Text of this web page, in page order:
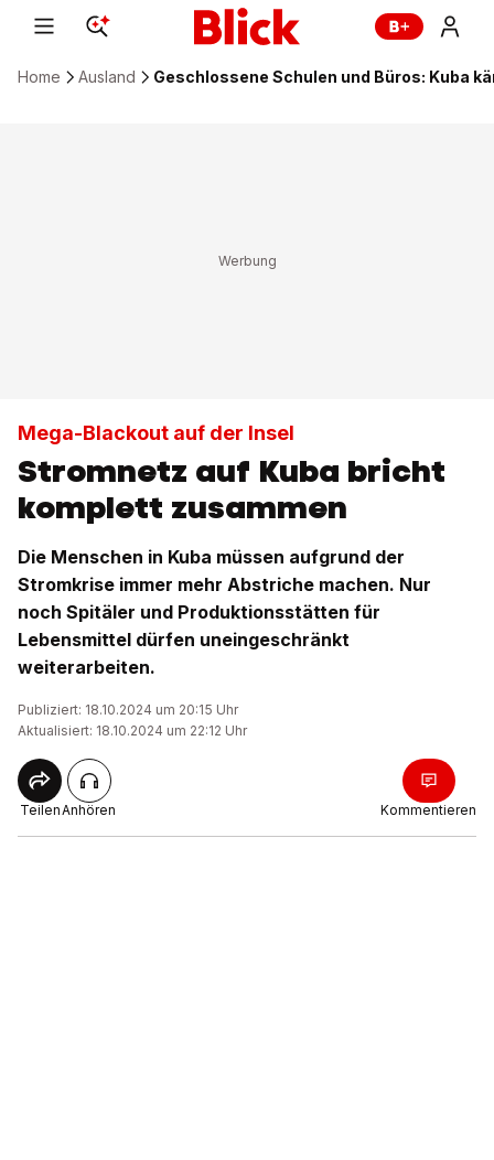
Home Ausland Geschlossene Schulen und Büros: Kuba
Mega-Blackout auf der Insel
Stromnetz auf Kuba bricht
komplett zusammen
Die Menschen in Kuba müssen aufgrund der
Stromkrise immer mehr Abstriche machen. Nur
noch Spitäler und Produktionsstätten für
Lebensmittel dürfen uneingeschränkt
weiterarbeiten.
Publiziert: 18.10.2024 um 20:15 Uhr
Aktualisiert: 18.10.2024 um 22:12 Uhr
TeilenAnhören Kommentieren